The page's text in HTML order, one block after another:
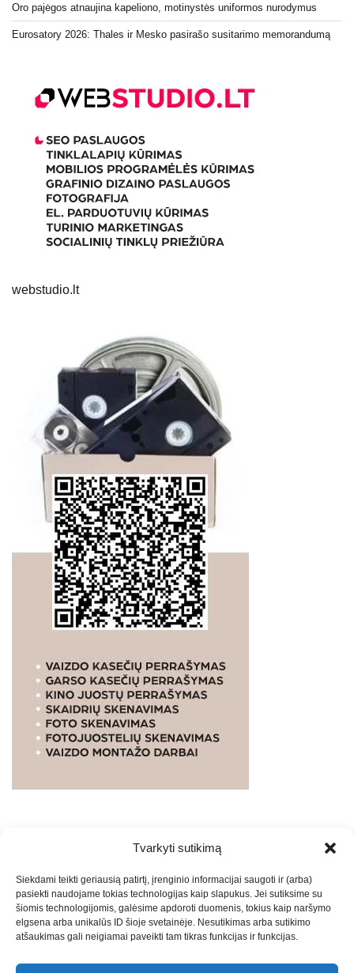
Tvarkyti sutikimą
Siekdami teikti geriausią patirtį, įrenginio informacijai saugoti ir (arba)
pasiekti naudojame tokias technologijas kaip slapukus. Jei sutiksime su
šiomis technologijomis, galėsime apdoroti duomenis, tokius kaip naršymo
elgsena arba unikalūs ID šioje svetainėje. Nesutikimas arba sutikimo
atšaukimas gali neigiamai paveikti tam tikras funkcijas ir funkcijas.
Oro pajėgos atnaujina kapeliono, motinystės uniformos nurodymus
Eurosatory 2026: Thales ir Mesko pasirašo susitarimo memorandumą
webstudio.lt
PASLAUGOS. SEO tekstų rašymas, turinio kūrimas,
straipsnių rašymas ir talpinimas į mūsų valdomas
svetaines.2026Armijai.LTTheme: Express News ByAdore
Themes.